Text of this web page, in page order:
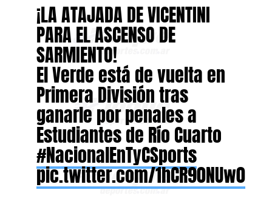
¡LA ATAJADA DE VICENTINI
PARA EL ASCENSO DE
SARMIENTO!
El Verde está de vuelta en
Primera División tras
ganarle por penales a
Estudiantes de Río Cuarto
#NacionalEnTyCSports
pic.twitter.com/1hCR90NUw0